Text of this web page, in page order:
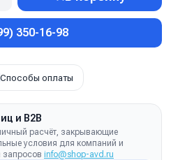
350-16-98
Способы оплаты
и B2B
расчёт, закрывающие
условия для компаний и
запросов info@shop-avd.ru